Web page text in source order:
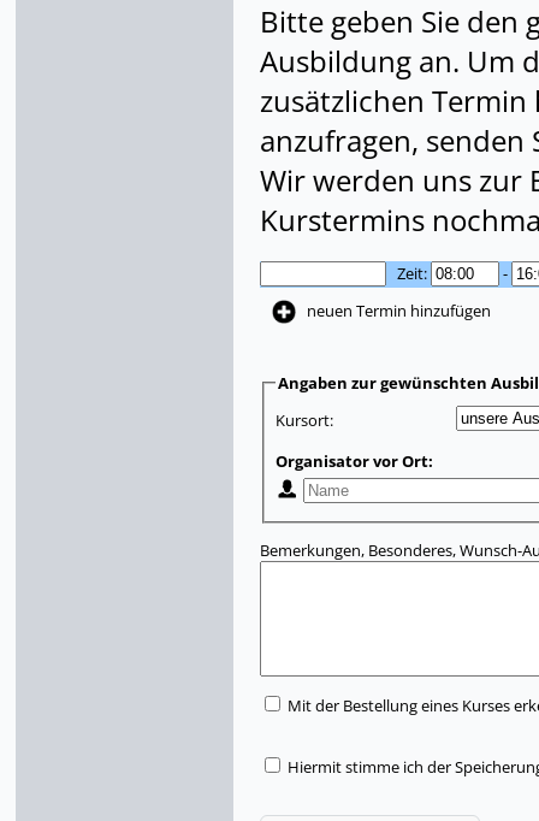
Bitte geben Sie den
Ausbildung an. Um
zusätzlichen
anzufragen, senden
Wir werden uns zur
Kurstermins
Zeit:
-
neuen Termin hinzufügen
Angaben zur gewünschten
Kursort:
Organisator vor Ort:
Bemerkungen, Besonderes, Wunsch-
Mit der Bestellung eines Kurses
Hiermit stimme ich der